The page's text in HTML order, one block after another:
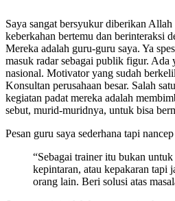
Saya sangat bersyukur diberikan
keberkahan bertemu dan berinteraksi
Mereka adalah guru-guru saya. Ya
masuk radar sebagai publik figur. Ada
nasional. Motivator yang sudah
Konsultan perusahaan besar. Salah
kegiatan padat mereka adalah
sebut, murid-muridnya, untuk bisa
Pesan guru saya sederhana tapi
“Sebagai trainer itu bukan
kepintaran, atau kepakaran tapi
orang lain. Beri solusi atas